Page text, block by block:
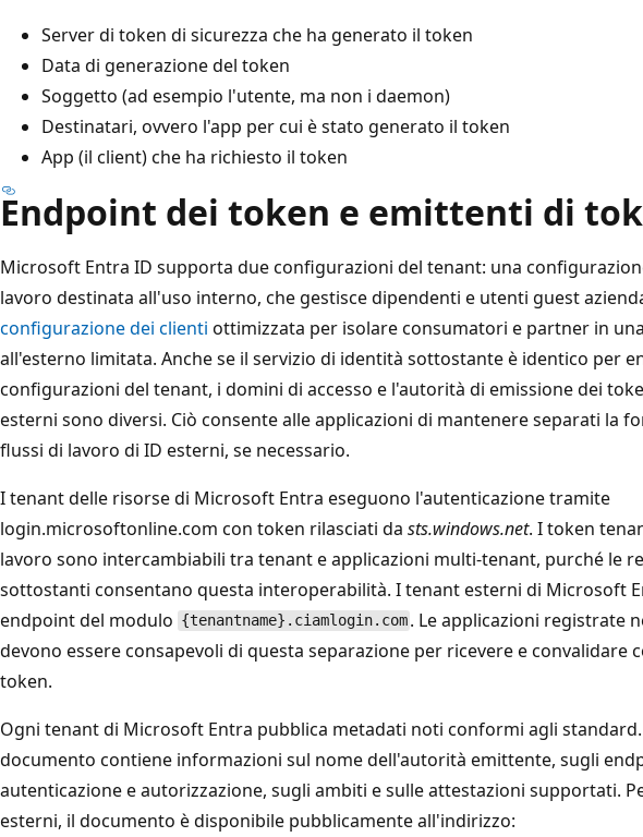
Server di token di sicurezza che ha generato il token
Data di generazione del token
Soggetto (ad esempio l'utente, ma non i daemon)
Destinatari, ovvero l'app per cui è stato generato il token
App (il client) che ha richiesto il token
Endpoint dei token e emittenti di
Microsoft Entra ID supporta due configurazioni del tenant: una
lavoro destinata all'uso interno, che gestisce dipendenti e utenti guest
configurazione dei clienti ottimizzata per isolare consumatori e partner in
all'esterno limitata. Anche se il servizio di identità sottostante è identico per
configurazioni del tenant, i domini di accesso e l'autorità di emissione dei
esterni sono diversi. Ciò consente alle applicazioni di mantenere separati la
flussi di lavoro di ID esterni, se necessario.
I tenant delle risorse di Microsoft Entra eseguono l'autenticazione tramite
login.microsoftonline.com con token rilasciati da sts.windows.net. I token
lavoro sono intercambiabili tra tenant e applicazioni multi-tenant, purché le
sottostanti consentano questa interoperabilità. I tenant esterni di Microsoft
endpoint del modulo {tenantname}.ciamlogin.com . Le applicazioni registrate
devono essere consapevoli di questa separazione per ricevere e convalidare
token.
Ogni tenant di Microsoft Entra pubblica metadati noti conformi agli
documento contiene informazioni sul nome dell'autorità emittente, sugli
autenticazione e autorizzazione, sugli ambiti e sulle attestazioni supportati.
esterni, il documento è disponibile pubblicamente all'indirizzo: